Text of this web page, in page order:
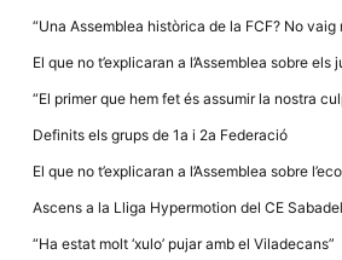
“Una Assemblea històrica de la FCF? No vaig
El que no t’explicaran a l’Assemblea sobre els
“El primer que hem fet és assumir la nostra
Definits els grups de 1a i 2a Federació
El que no t’explicaran a l’Assemblea sobre
Ascens a la Lliga Hypermotion del CE
“Ha estat molt ‘xulo’ pujar amb el Viladecans”
són
són
per al